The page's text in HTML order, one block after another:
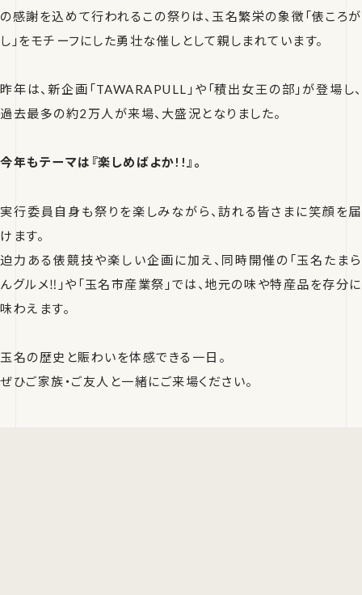
の感謝を込めて行われるこの祭りは、玉名繁栄の象徴「俵ころが
し」をモチーフにした勇壮な催しとして親しまれています。
昨年は、新企画「TAWARAPULL」や「積出女王の部」が登場し、
過去最多の約2万人が来場、大盛況となりました。
今年もテーマは『楽しめばよか!!』。
実行委員自身も祭りを楽しみながら、訪れる皆さまに笑顔を届
けます。
迫力ある俵競技や楽しい企画に加え、同時開催の「玉名たまら
んグルメ‼」や「玉名市産業祭」では、地元の味や特産品を存分に
味わえます。
玉名の歴史と賑わいを体感できる一日。
ぜひご家族・ご友人と一緒にご来場ください。